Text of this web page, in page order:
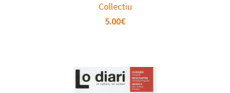
Collectiu
5.00€